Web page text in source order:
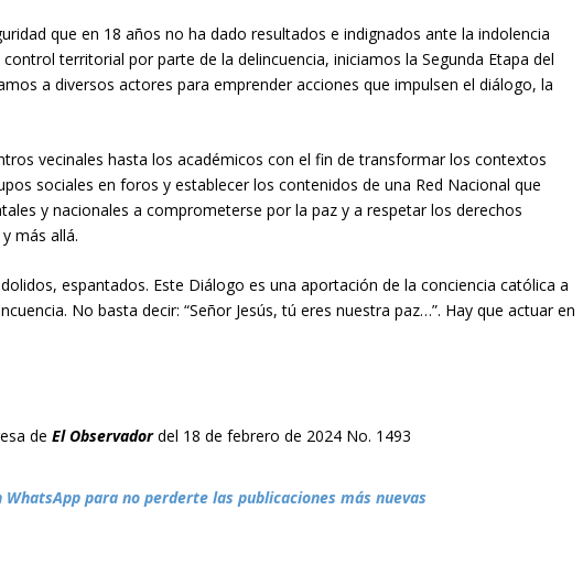
que en 18 años no ha dado resultados e indignados ante la indolencia
territorial por parte de la delincuencia, iniciamos la Segunda Etapa del
a diversos actores para emprender acciones que impulsen el diálogo, la
vecinales hasta los académicos con el fin de transformar los contextos
sociales en foros y establecer los contenidos de una Red Nacional que
y nacionales a comprometerse por la paz y a respetar los derechos
más allá.
espantados. Este Diálogo es una aportación de la conciencia católica a
No basta decir: “Señor Jesús, tú eres nuestra paz…”. Hay que actuar en
deEl Observadordel 18 de febrero de 2024 No. 1493
para no perderte las publicaciones más nuevas